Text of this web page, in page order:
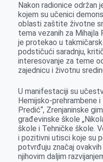
Nakon radionice održan
kojem su učenici
oblasti zaštite životne
tema vezanih za Mihajla
je protekao u
podstičući saradnju,
interesovanje za teme
zajednicu i životnu
U manifestaciji su
Hemijsko-prehrambene
Predić“, Zrenjaninske
građevinske škole
škole i Tehničke škole.
i pozitivni utisci koje su
potvrđuju značaj
njihovim daljim